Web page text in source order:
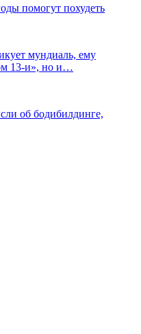
помогут похудеть
мундиаль, ему
13-и», но и…
об бодибилдинге,